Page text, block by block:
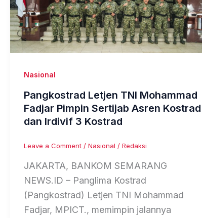
Nasional
Pangkostrad Letjen TNI Mohammad
Fadjar Pimpin Sertijab Asren Kostrad
dan Irdivif 3 Kostrad
Leave a Comment / Nasional / Redaksi
JAKARTA, BANKOM SEMARANG
NEWS.ID – Panglima Kostrad
(Pangkostrad) Letjen TNI Mohammad
Fadjar, MPICT., memimpin jalannya